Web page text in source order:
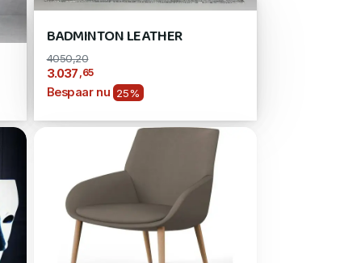
BADMINTON LEATHER
4050,20
3.037 ,65
Bespaar nu 25%